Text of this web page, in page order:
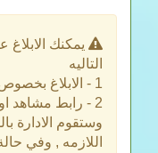
يمكنك
التاليه
1 - الابلاغ بخصوص حقوق النشر والطباعه
2 - رابط مشاهد او تحميل لا يعمل
وستقوم الادارة
اللازمه , وفي